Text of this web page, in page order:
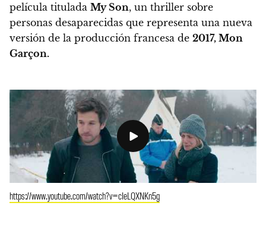
película titulada My Son, un thriller sobre
personas desaparecidas que representa una nueva
versión de la producción francesa de 2017, Mon
Garçon.
https://www.youtube.com/watch?v=cIeLQXNKn5g